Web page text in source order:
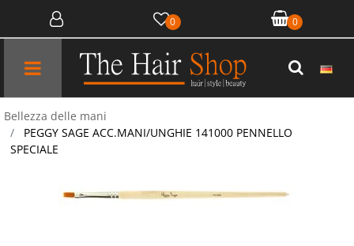
0 0
Open menu
Bellezza delle mani
PEGGY SAGE ACC.MANI/UNGHIE 141000 PENNELLO
SPECIALE